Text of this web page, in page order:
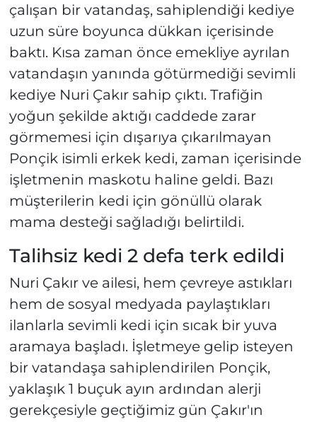
çalışan bir vatandaş, sahiplendiği kediye
uzun süre boyunca dükkan içerisinde
baktı. Kısa zaman önce emekliye ayrılan
vatandaşın yanında götürmediği sevimli
kediye Nuri Çakır sahip çıktı. Trafiğin
yoğun şekilde aktığı caddede zarar
görmemesi için dışarıya çıkarılmayan
Ponçik isimli erkek kedi, zaman içerisinde
işletmenin maskotu haline geldi. Bazı
müşterilerin kedi için gönüllü olarak
mama desteği sağladığı belirtildi.
Talihsiz kedi 2 defa terk edildi
Nuri Çakır ve ailesi, hem çevreye astıkları
hem de sosyal medyada paylaştıkları
ilanlarla sevimli kedi için sıcak bir yuva
aramaya başladı. İşletmeye gelip isteyen
bir vatandaşa sahiplendirilen Ponçik,
yaklaşık 1 buçuk ayın ardından alerji
gerekçesiyle geçtiğimiz gün Çakır'ın